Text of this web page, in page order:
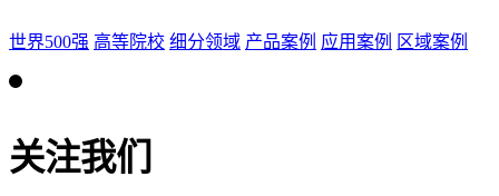
世界500强 高等院校 细分领域 产品案例 应用案例 区域案例
关注我们